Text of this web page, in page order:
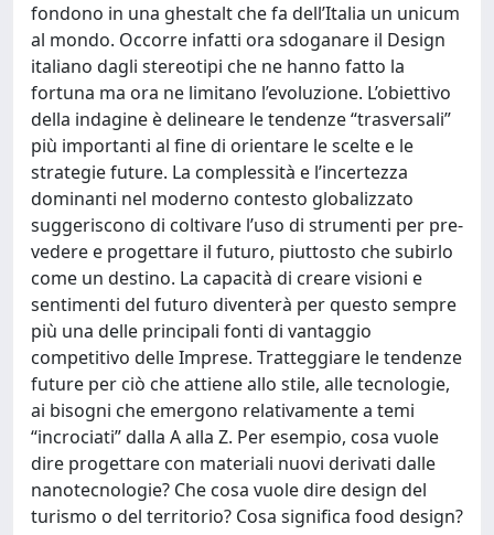
fondono in una ghestalt che fa dell’Italia un unicum
al mondo. Occorre infatti ora sdoganare il Design
italiano dagli stereotipi che ne hanno fatto la
fortuna ma ora ne limitano l’evoluzione. L’obiettivo
della indagine è delineare le tendenze “trasversali”
più importanti al fine di orientare le scelte e le
strategie future. La complessità e l’incertezza
dominanti nel moderno contesto globalizzato
suggeriscono di coltivare l’uso di strumenti per pre-
vedere e progettare il futuro, piuttosto che subirlo
come un destino. La capacità di creare visioni e
sentimenti del futuro diventerà per questo sempre
più una delle principali fonti di vantaggio
competitivo delle Imprese. Tratteggiare le tendenze
future per ciò che attiene allo stile, alle tecnologie,
ai bisogni che emergono relativamente a temi
“incrociati” dalla A alla Z. Per esempio, cosa vuole
dire progettare con materiali nuovi derivati dalle
nanotecnologie? Che cosa vuole dire design del
turismo o del territorio? Cosa significa food design?